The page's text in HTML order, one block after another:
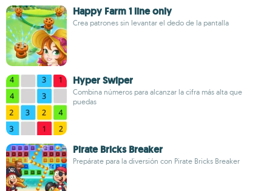
Happy Farm 1 line only
Crea patrones sin levantar el dedo de la pantalla
Hyper Swiper
Combina números para alcanzar la cifra más alta que
puedas
Pirate Bricks Breaker
Prepárate para la diversión con Pirate Bricks Breaker